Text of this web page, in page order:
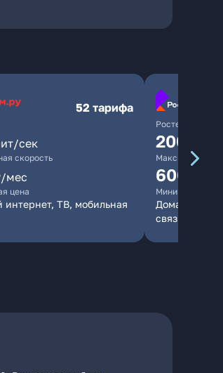
52 тарифа
сек
скорость
мес
цена
ТВ, мобильная
Ростелеком
200
Максимальная
600
Минимальная
Домашний
связь